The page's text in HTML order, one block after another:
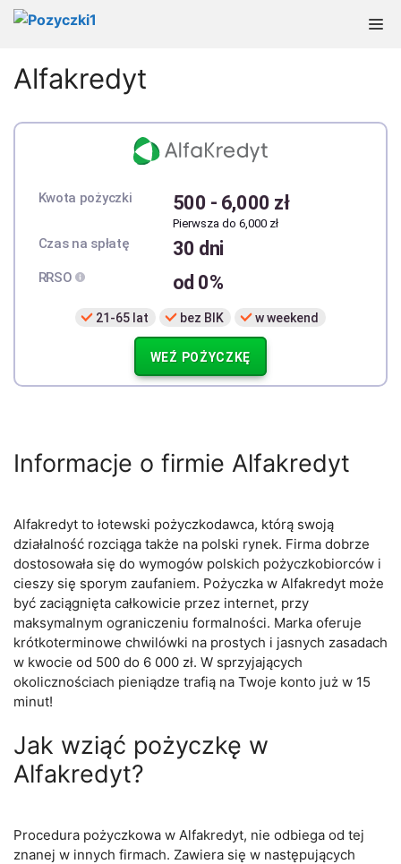
Przejdź
do
Alfakredyt
Kwota pożyczki 500 - 6,000 zł
Pierwsza do 6,000 zł
Czas na spłatę 30 dni
RRSO od 0%
21-65 lat bez BIK w weekend
WEŹ POŻYCZKĘ
Informacje o firmie Alfakredyt
Alfakredyt to łotewski pożyczkodawca, którą swoją
działalność rozciąga także na polski rynek. Firma dobrze
dostosowała się do wymogów polskich pożyczkobiorców i
cieszy się sporym zaufaniem. Pożyczka w Alfakredyt może
być zaciągnięta całkowicie przez internet, przy
maksymalnym ograniczeniu formalności. Marka oferuje
krótkoterminowe chwilówki na prostych i jasnych zasadach
w kwocie od 500 do 6 000 zł. W sprzyjających
okolicznościach pieniądze trafią na Twoje konto już w 15
minut!
Jak wziąć pożyczkę w
Alfakredyt?
Procedura pożyczkowa w Alfakredyt, nie odbiega od tej
znanej w innych firmach. Zawiera się w następujących